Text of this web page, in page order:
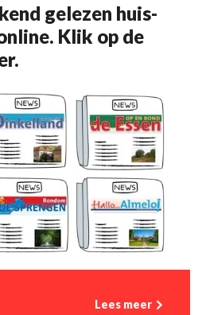
gelezen huis-
Klik op de
Lees meer